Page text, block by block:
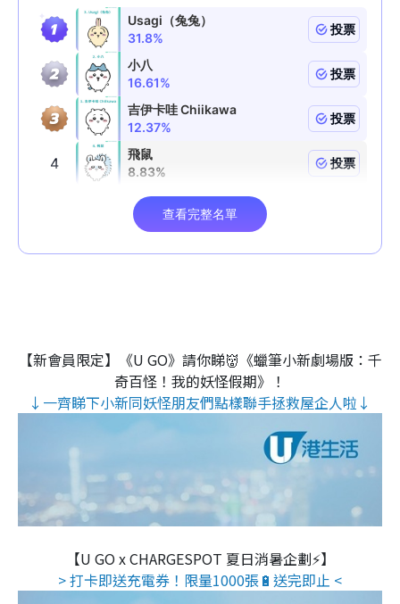
【新會員限定】《U GO》請你睇👹《蠟筆小新劇場版：千
奇百怪！我的妖怪假期》！
↓一齊睇下小新同妖怪朋友們點樣聯手拯救屋企人啦↓
【U GO x CHARGESPOT 夏日消暑企劃⚡】
> 打卡即送充電券！限量1000張🔋送完即止 <